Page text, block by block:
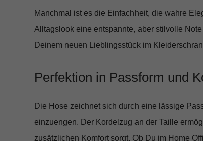
Manchmal ist es die Einfachheit, die wahre
Alltagslook eine entspannte, aber stilvolle
Deinem neuen Lieblingsstück im
Perfektion in Passform und
Die Hose zeichnet sich durch eine lässige
einzuengen. Der Kordelzug an der Taille
zusätzlichen Komfort sorgt. Ob Du im Home